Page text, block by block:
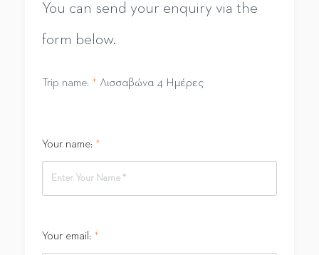
You can send your enquiry via the
form below.
Trip name: * Λισσαβώνα 4 Ημέρες
Your name: *
Your email: *